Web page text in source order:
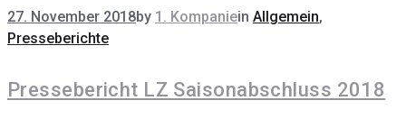
27. November 2018by 1. Kompaniein Allgemein,
Presseberichte
Pressebericht LZ Saisonabschluss 2018